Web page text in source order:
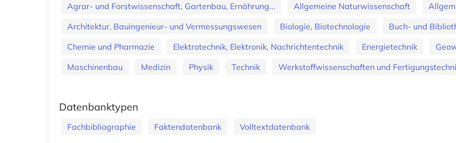
Agrar- und Forstwissenschaft, Gartenbau, Ernährung... Allgemeine Naturwissenschaft
Architektur, Bauingenieur- und Vermessungswesen
Biologie, Biotechnologie
Buch- und
Chemie und Pharmazie
Elektrotechnik, Elektronik, Nachrichtentechnik Energietechnik
Maschinenbau
Medizin Physik Technik Werkstoffwissenschaften und
Datenbanktypen
Fachbibliographie Faktendatenbank Volltextdatenbank